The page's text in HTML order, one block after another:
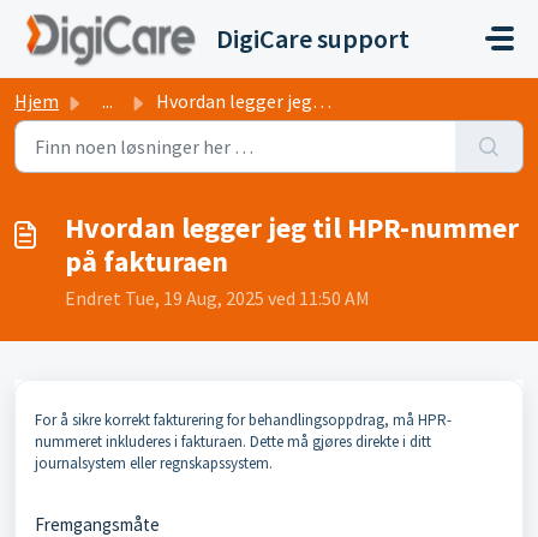
Gå til hovedinnhold
DigiCare support
Hjem ... Hvordan legger jeg til HPR-nummer på fakturaen
Hvordan legger jeg til HPR-nummer
på fakturaen
Endret Tue, 19 Aug, 2025 ved 11:50 AM
For å sikre korrekt fakturering for behandlingsoppdrag, må HPR-
nummeret inkluderes i fakturaen. Dette må gjøres direkte i ditt
journalsystem eller regnskapssystem.
Fremgangsmåte